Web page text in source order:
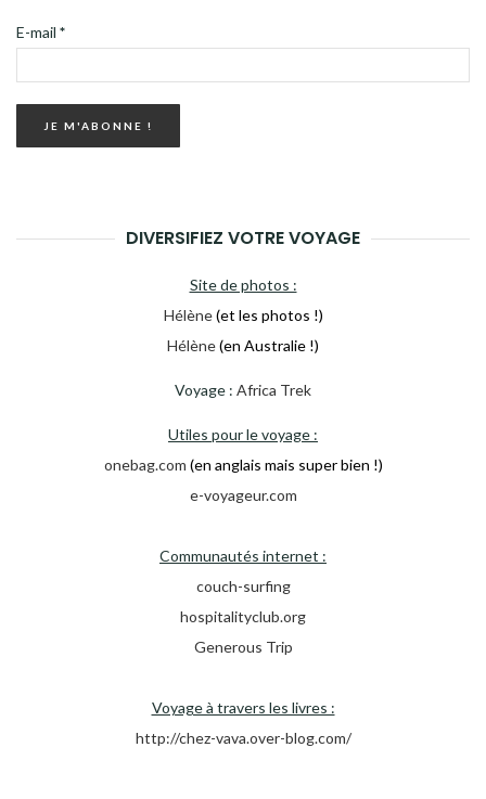
E-mail *
DIVERSIFIEZ VOTRE VOYAGE
Site de photos :
Hélène (et les photos !)
Hélène(en Australie !)
Voyage : Africa Trek
Utiles pour le voyage :
onebag.com (en anglais mais super bien !)
e-voyageur.com
Communautés internet :
couch-surfing
hospitalityclub.org
Generous Trip
Voyage à travers les livres :
http://chez-vava.over-blog.com/